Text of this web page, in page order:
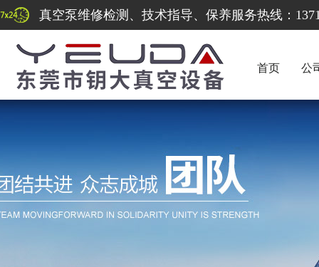
真空泵维修检测、技术指导、保养服务热线：
首页 公